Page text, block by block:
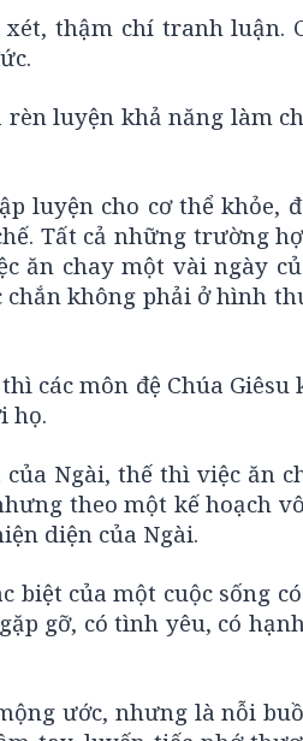
thậm chí tranh luận.
luyện khả năng làm
luyện cho cơ thể khỏe,
Tất cả những trường
ăn chay một vài ngày
không phải ở hình
các môn đệ Chúa Giêsu
họ.
Ngài, thế thì việc ăn
theo một kế hoạch
diện của Ngài.
của một cuộc sống
gỡ, có tình yêu, có
ước, nhưng là nỗi